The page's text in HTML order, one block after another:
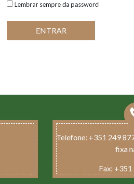
Lembrar sempre da password
ENTRAR
Telefone: +351 249
fixa
Fax: +351